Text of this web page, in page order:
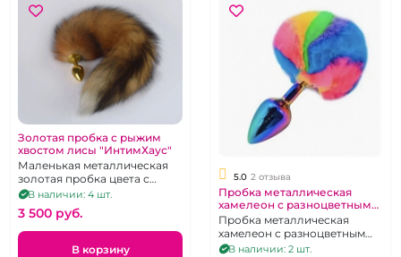
Золотая пробка с рыжим
хвостом лисы "ИнтимХаус"
Маленькая металлическая
золотая пробка цвета с
лисьим хвостом, р. S
В наличии: 4 шт.
3 500 pуб.
В корзину
5.0 2 отзыва
Пробка металлическая
хамелеон с разноцветным
коротким хвостиком
Пробка металлическая
хамелеон с разноцветным
коротким хвостиком
В наличии: 2 шт.